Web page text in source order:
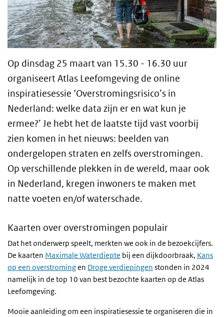
Op dinsdag 25 maart van 15.30 - 16.30 uur
organiseert Atlas Leefomgeving de online
inspiratiesessie ‘Overstromingsrisico’s in
Nederland: welke data zijn er en wat kun je
ermee?’ Je hebt het de laatste tijd vast voorbij
zien komen in het nieuws: beelden van
ondergelopen straten en zelfs overstromingen.
Op verschillende plekken in de wereld, maar ook
in Nederland, kregen inwoners te maken met
natte voeten en/of waterschade.
Kaarten over overstromingen populair
Dat het onderwerp speelt, merkten we ook in de bezoekcijfers.
De kaarten Maximale Waterdiepte bij een dijkdoorbraak, Kans
op een overstromingen Droge verdiepingen stonden in 2024
namelijk in de top 10 van best bezochte kaarten op de Atlas
Leefomgeving.
Mooie aanleiding om een inspiratiesessie te organiseren die in